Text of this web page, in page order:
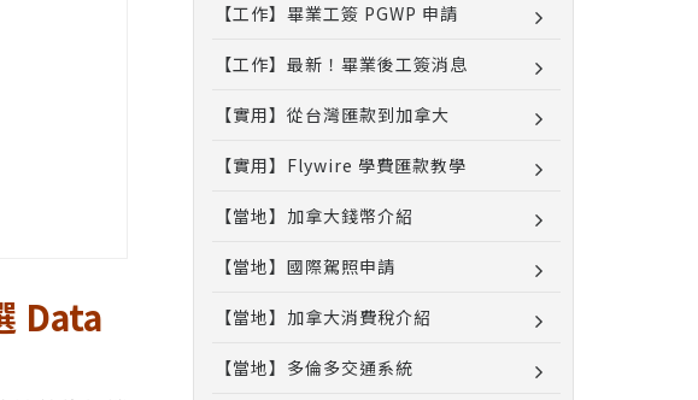
Data
【工作】畢業工簽 PGWP 申請
【工作】最新！畢業後工簽消息
【實用】從台灣匯款到加拿大
【實用】Flywire 學費匯款教學
【當地】加拿大錢幣介紹
【當地】國際駕照申請
【當地】加拿大消費稅介紹
【當地】多倫多交通系統